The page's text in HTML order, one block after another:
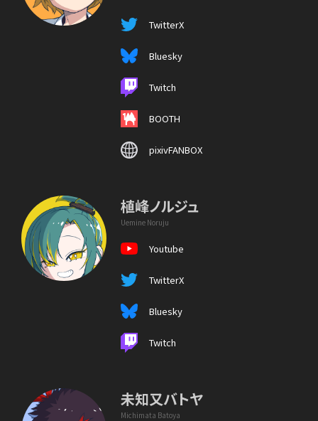
TwitterX
Bluesky
Twitch
BOOTH
pixivFANBOX
植峰ノルジュ
Uemine Noruju
Youtube
TwitterX
Bluesky
Twitch
未知又バトヤ
Michimata Batoya